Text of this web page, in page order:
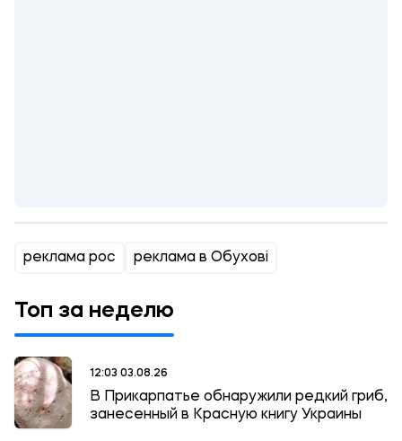
реклама рос реклама в Обухові
Топ за неделю
12:03 03.08.26
В Прикарпатье обнаружили редкий гриб,
занесенный в Красную книгу Украины